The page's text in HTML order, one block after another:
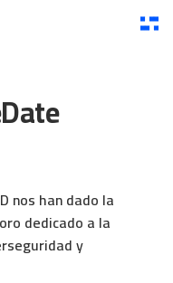
nos han dado la
dedicado a la
y